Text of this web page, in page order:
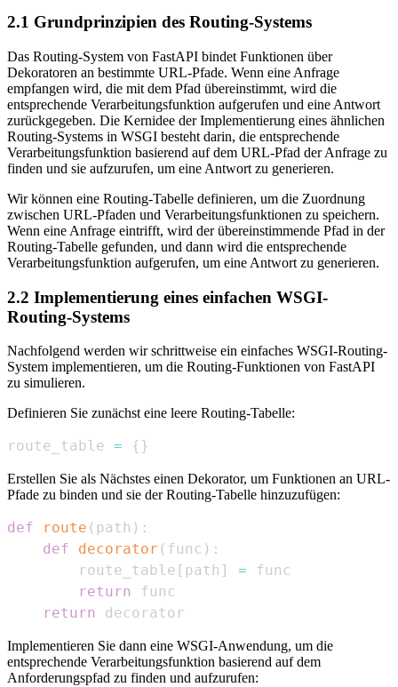
2.1 Grundprinzipien des Routing-Systems
Das Routing-System von FastAPI bindet Funktionen über
Dekoratoren an bestimmte URL-Pfade. Wenn eine Anfrage
empfangen wird, die mit dem Pfad übereinstimmt, wird die
entsprechende Verarbeitungsfunktion aufgerufen und eine Antwort
zurückgegeben. Die Kernidee der Implementierung eines ähnlichen
Routing-Systems in WSGI besteht darin, die entsprechende
Verarbeitungsfunktion basierend auf dem URL-Pfad der Anfrage zu
finden und sie aufzurufen, um eine Antwort zu generieren.
Wir können eine Routing-Tabelle definieren, um die Zuordnung
zwischen URL-Pfaden und Verarbeitungsfunktionen zu speichern.
Wenn eine Anfrage eintrifft, wird der übereinstimmende Pfad in der
Routing-Tabelle gefunden, und dann wird die entsprechende
Verarbeitungsfunktion aufgerufen, um eine Antwort zu generieren.
2.2 Implementierung eines einfachen WSGI-
Routing-Systems
Nachfolgend werden wir schrittweise ein einfaches WSGI-Routing-
System implementieren, um die Routing-Funktionen von FastAPI
zu simulieren.
Definieren Sie zunächst eine leere Routing-Tabelle:
route_table = { }
Erstellen Sie als Nächstes einen Dekorator, um Funktionen an URL-
Pfade zu binden und sie der Routing-Tabelle hinzuzufügen:
def route ( path ) :
def
decorator ( func ) :
        route_table
[ path ] =
return
return
decorator
Implementieren Sie dann eine WSGI-Anwendung, um die
entsprechende Verarbeitungsfunktion basierend auf dem
Anforderungspfad zu finden und aufzurufen: